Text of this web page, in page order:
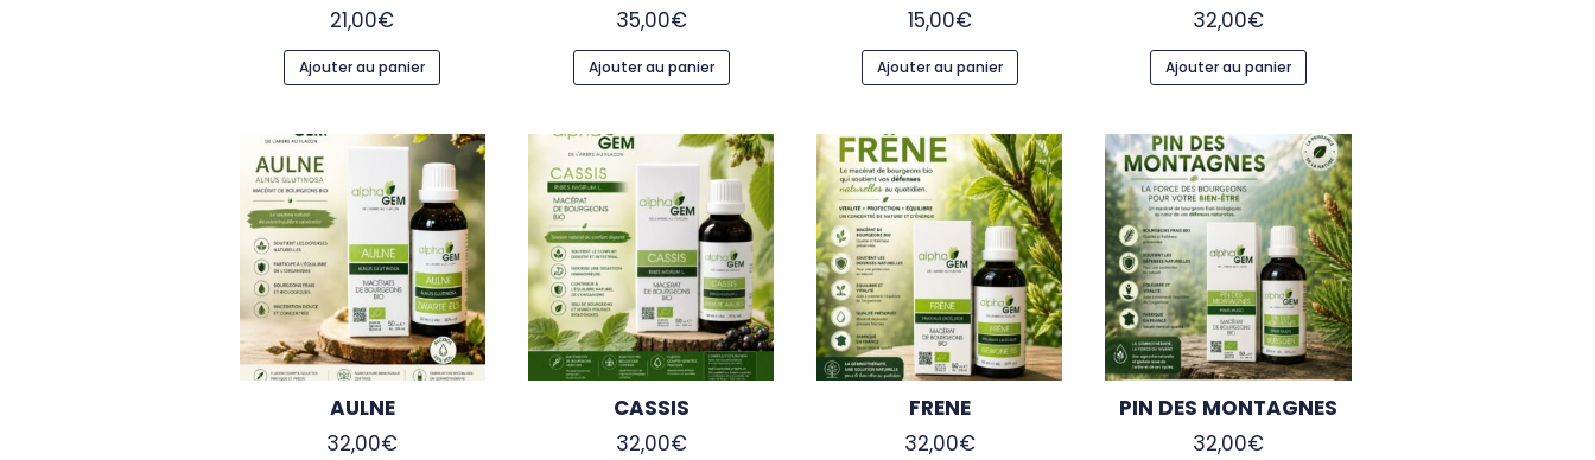
21,00€
Ajouter au panier
35,00€
Ajouter au panier
15,00€
Ajouter au panier
32,00€
Ajouter au panier
AULNE
32,00€
CASSIS
32,00€
FRENE
32,00€
PIN DES MONTAGNES
32,00€